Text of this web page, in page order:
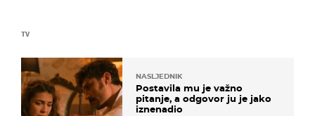
TV
NASLJEDNIK
Postavila mu je važno
pitanje, a odgovor ju je jako
iznenadio